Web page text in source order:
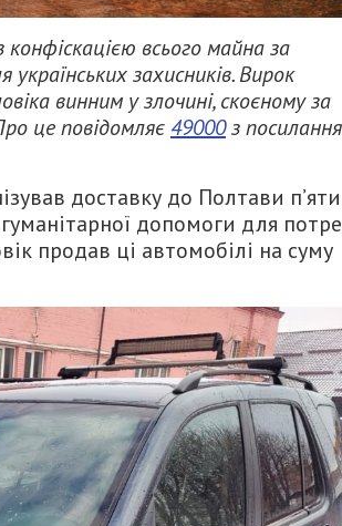
всього майна за
захисників. Вирок
винним у злочині, скоєному за
це повідомляє49000з
доставку до Полтави п’яти
допомоги для
продав ці автомобілі на суму